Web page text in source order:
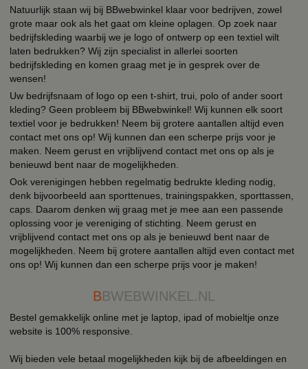
Natuurlijk staan wij bij BBwebwinkel klaar voor bedrijven, zowel
grote maar ook als het gaat om kleine oplagen. Op zoek naar
bedrijfskleding waarbij we je logo of ontwerp op een textiel wilt
laten bedrukken? Wij zijn specialist in allerlei soorten
bedrijfskleding en komen graag met je in gesprek over de
wensen!
Uw bedrijfsnaam of logo op een t-shirt, trui, polo of ander soort
kleding? Geen probleem bij BBwebwinkel! Wij kunnen elk soort
textiel voor je bedrukken! Neem bij grotere aantallen altijd even
contact met ons op! Wij kunnen dan een scherpe prijs voor je
maken. Neem gerust en vrijblijvend contact met ons op als je
benieuwd bent naar de mogelijkheden.
Ook verenigingen hebben regelmatig bedrukte kleding nodig,
denk bijvoorbeeld aan sporttenues, trainingspakken, sporttassen,
caps. Daarom denken wij graag met je mee aan een passende
oplossing voor je vereniging of stichting. Neem gerust en
vrijblijvend contact met ons op als je benieuwd bent naar de
mogelijkheden. Neem bij grotere aantallen altijd even contact met
ons op! Wij kunnen dan een scherpe prijs voor je maken!
BBWEBWINKEL.NL
Bestel gemakkelijk online met je laptop, ipad of mobieltje onze
website is 100% responsive.
Wij bieden vele betaal mogelijkheden kijk bij de afbeeldingen en